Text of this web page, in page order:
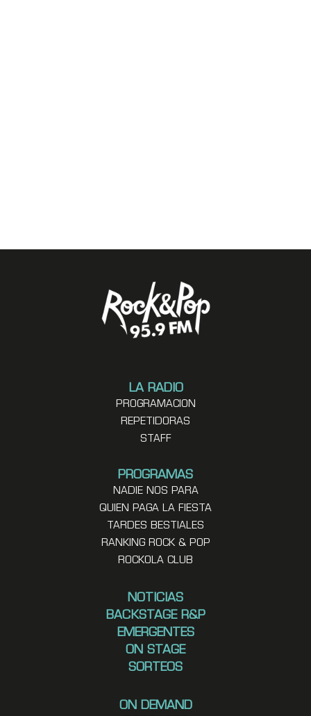
LA RADIO
PROGRAMACION
REPETIDORAS
STAFF
PROGRAMAS
NADIE NOS PARA
QUIEN PAGA LA FIESTA
TARDES BESTIALES
RANKING ROCK & POP
ROCKOLA CLUB
NOTICIAS
BACKSTAGE R&P
EMERGENTES
ON STAGE
SORTEOS
ON DEMAND